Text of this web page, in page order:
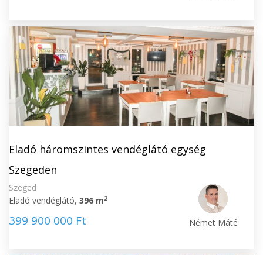
Eladó háromszintes vendéglátó egység
Szegeden
Szeged
Eladó vendéglátó, 396 m2
399 900 000 Ft Német Máté